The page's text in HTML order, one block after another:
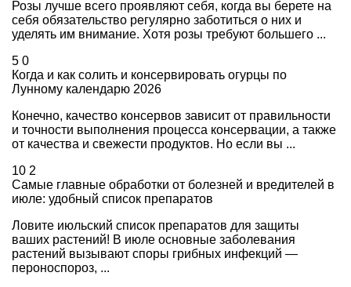
Розы лучше всего проявляют себя, когда вы берете на
себя обязательство регулярно заботиться о них и
уделять им внимание. Хотя розы требуют большего ...
5 0
Когда и как солить и консервировать огурцы по
Лунному календарю 2026
Конечно, качество консервов зависит от правильности
и точности выполнения процесса консервации, а также
от качества и свежести продуктов. Но если вы ...
10 2
Самые главные обработки от болезней и вредителей в
июле: удобный список препаратов
Ловите июльский список препаратов для защиты
ваших растений! В июле основные заболевания
растений вызывают споры грибных инфекций —
пероноспороз, ...